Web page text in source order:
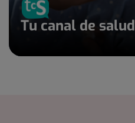
Tu canal de salud